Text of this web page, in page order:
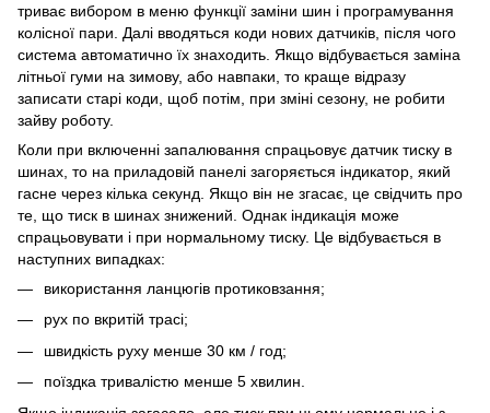
триває вибором в меню функції заміни шин і програмування
колісної пари. Далі вводяться коди нових датчиків, після чого
система автоматично їх знаходить. Якщо відбувається заміна
літньої гуми на зимову, або навпаки, то краще відразу
записати старі коди, щоб потім, при зміні сезону, не робити
зайву роботу.
Коли при включенні запалювання спрацьовує датчик тиску в
шинах, то на приладовій панелі загоряється індикатор, який
гасне через кілька секунд. Якщо він не згасає, це свідчить про
те, що тиск в шинах знижений. Однак індикація може
спрацьовувати і при нормальному тиску. Це відбувається в
наступних випадках:
використання ланцюгів протиковзання;
рух по вкритій трасі;
швидкість руху менше 30 км / год;
поїздка тривалістю менше 5 хвилин.